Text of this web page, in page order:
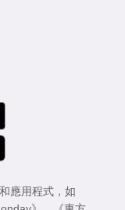
應用程式，如